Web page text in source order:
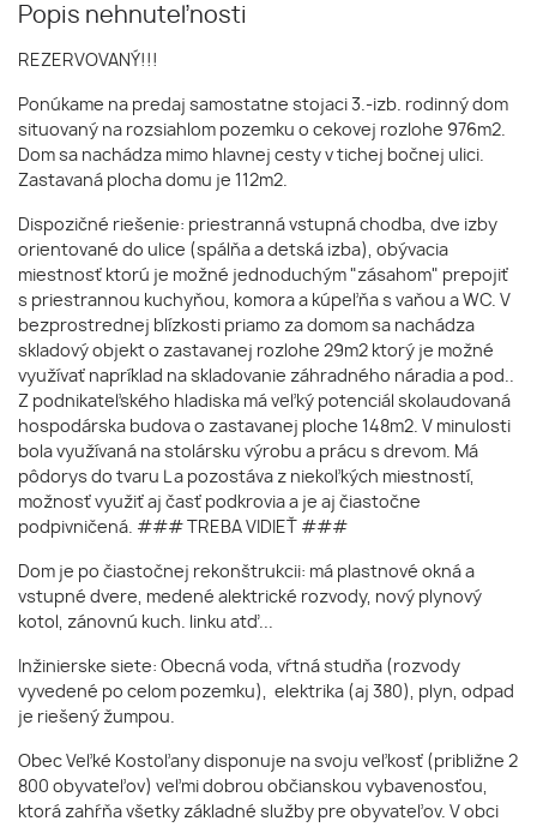
Popis nehnuteľnosti
REZERVOVANÝ!!!
Ponúkame na predaj samostatne stojaci 3.-izb. rodinný dom
situovaný na rozsiahlom pozemku o cekovej rozlohe 976m2.
Dom sa nachádza mimo hlavnej cesty v tichej bočnej ulici.
Zastavaná plocha domu je 112m2.
Dispozičné riešenie: priestranná vstupná chodba, dve izby
orientované do ulice (spálňa a detská izba), obývacia
miestnosť ktorú je možné jednoduchým "zásahom" prepojiť
s priestrannou kuchyňou, komora a kúpeľňa s vaňou a WC. V
bezprostrednej blízkosti priamo za domom sa nachádza
skladový objekt o zastavanej rozlohe 29m2 ktorý je možné
využívať napríklad na skladovanie záhradného náradia a pod..
Z podnikateľského hladiska má veľký potenciál skolaudovaná
hospodárska budova o zastavanej ploche 148m2. V minulosti
bola využívaná na stolársku výrobu a prácu s drevom. Má
pôdorys do tvaru L a pozostáva z niekoľkých miestností,
možnosť využiť aj časť podkrovia a je aj čiastočne
podpivničená. ### TREBA VIDIEŤ ###
Dom je po čiastočnej rekonštrukcii: má plastnové okná a
vstupné dvere, medené alektrické rozvody, nový plynový
kotol, zánovnú kuch. linku atď...
Inžinierske siete: Obecná voda, vŕtná studňa (rozvody
vyvedené po celom pozemku), elektrika (aj 380), plyn, odpad
je riešený žumpou.
Obec Veľké Kostoľany disponuje na svoju veľkosť (približne 2
800 obyvateľov) veľmi dobrou občianskou vybavenosťou,
ktorá zahŕňa všetky základné služby pre obyvateľov. V obci